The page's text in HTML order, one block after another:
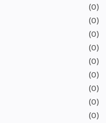
(0)
(0)
(0)
(0)
(0)
(0)
(0)
(0)
(0)